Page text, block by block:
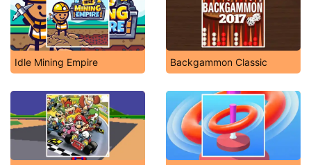
Idle Mining Empire Backgammon Classic